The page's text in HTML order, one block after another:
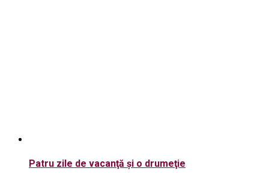
Patru zile de vacanţă şi o drumeţie